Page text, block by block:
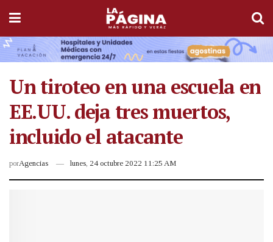
Un tiroteo en una escuela en
EE.UU. deja tres muertos,
incluido el atacante
porAgencias lunes, 24 octubre 2022 11:25 AM